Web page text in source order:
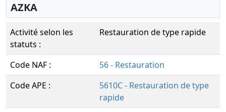
AZKA
Activité selon les
statuts :
Restauration de type rapide
Code NAF :
56 - Restauration
Code APE :
5610C - Restauration de type
rapide